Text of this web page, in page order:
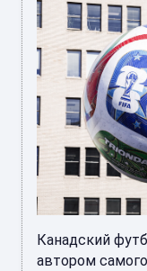
Канадский
автором